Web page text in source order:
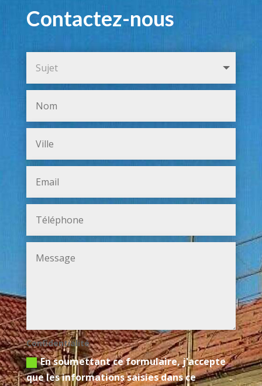
Contactez-nous
Confidentialité
En soumettant ce formulaire, j'accepte
que les informations saisies dans ce